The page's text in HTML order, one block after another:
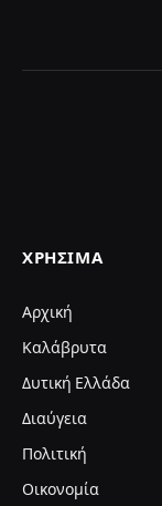
ΧΡΉΣΙΜΑ
Αρχική
Καλάβρυτα
Δυτική Ελλάδα
Διαύγεια
Πολιτική
Οικονομία